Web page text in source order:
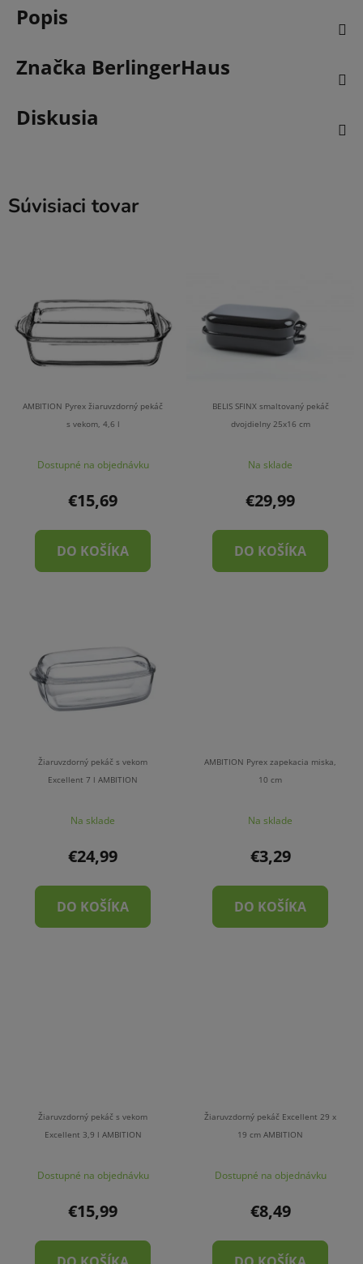
Popis
Značka BerlingerHaus
Diskusia
Súvisiaci tovar
AMBITION Pyrex žiaruvzdorný pekáč
s vekom, 4,6 l
Dostupné na objednávku
€15,69
DO KOŠÍKA
BELIS SFINX smaltovaný pekáč
dvojdielny 25x16 cm
Na sklade
€29,99
DO KOŠÍKA
Žiaruvzdorný pekáč s vekom
Excellent 7 l AMBITION
Na sklade
€24,99
DO KOŠÍKA
AMBITION Pyrex zapekacia miska,
10 cm
Na sklade
€3,29
DO KOŠÍKA
Žiaruvzdorný pekáč s vekom
Excellent 3,9 l AMBITION
Dostupné na objednávku
€15,99
Žiaruvzdorný pekáč Excellent 29 x
19 cm AMBITION
Dostupné na objednávku
€8,49